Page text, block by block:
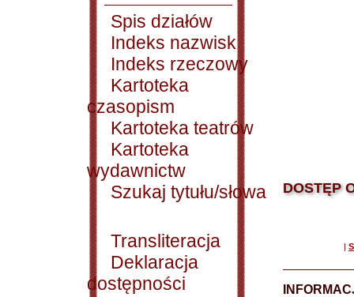
Spis działów
Indeks nazwisk
Indeks rzeczowy
Kartoteka
czasopism
Kartoteka teatrów
Kartoteka
wydawnictw
Szukaj tytułu/słowa
Transliteracja
Deklaracja
dostępności
DOSTĘP
|